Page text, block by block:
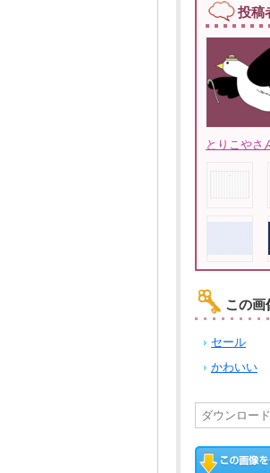
投稿
とりこやさ
この画
セール
かわいい